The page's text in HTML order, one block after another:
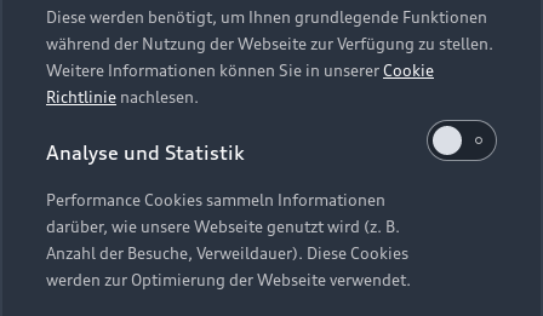
Online-Terminvereinbarung
Servicekontakt
Vertrag widerrufen
Presse & Media Center
Datenschutz
Audi erleben
Newsletter
Impressum Rechtliches
Hinweisgebersystem
Datenschutzinformation
Cookie-Einstellungen
Cookie-Richtlinie
Barrierefreiheit
Hinweis: Die aktuelle Darstellung und Anordnung der
Embleme am Fahrzeug bei allen Abbildungen auf dieser
Webseite kann abweichen.
Diese werden benötigt, um Ihnen grundlegende Funktionen
während der Nutzung der Webseite zur Verfügung zu stellen.
Weitere Informationen können Sie in unsererCookie
Richtlinie nachlesen.
Analyse und Statistik
Performance Cookies sammeln Informationen
darüber, wie unsere Webseite genutzt wird (z. B.
Anzahl der Besuche, Verweildauer). Diese Cookies
werden zur Optimierung der Webseite verwendet.